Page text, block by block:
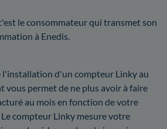
le consommateur qui transmet son
à Enedis.
l'installation d'un compteur Linky au
vous permet de ne plus avoir à faire
au mois en fonction de votre
compteur Linky mesure votre